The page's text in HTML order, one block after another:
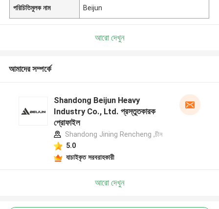
পরিচিতিমুলক নাম Beijun
আরো দেখুন
আমাদের সম্পর্কে
Shandong Beijun Heavy
Industry Co., Ltd. প্রস্তুতকারক
প্রোফাইল
Shandong Jining Rencheng ,চীন
5.0
যাচাইকৃত সরবরাহকারী
আরো দেখুন